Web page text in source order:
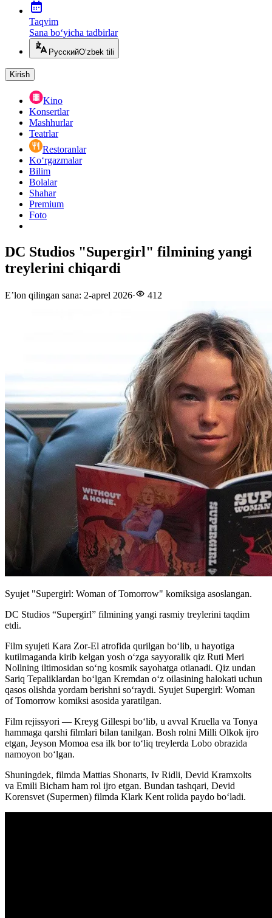
Taqvim
Sana bo‘yicha tadbirlar
РусскийO‘zbek tili
Kirish
Kino
Konsertlar
Mashhurlar
Teatrlar
Restoranlar
Ko‘rgazmalar
Bilim
Bolalar
Shahar
Premium
Foto
DC Studios "Supergirl" filmining yangi
treylerini chiqardi
E’lon qilingan sana: 2-aprel 2026· 412
Syujet "Supergirl: Woman of Tomorrow" komiksiga asoslangan.
DC Studios “Supergirl” filmining yangi rasmiy treylerini taqdim
etdi.
Film syujeti Kara Zor-El atrofida qurilgan bo‘lib, u hayotiga
kutilmaganda kirib kelgan yosh oʻzga sayyoralik qiz Ruti Meri
Nollning iltimosidan so‘ng kosmik sayohatga otlanadi. Qiz undan
Sariq Tepaliklardan bo‘lgan Kremdan o‘z oilasining halokati uchun
qasos olishda yordam berishni so‘raydi. Syujet Supergirl: Woman
of Tomorrow komiksi asosida yaratilgan.
Film rejissyori — Kreyg Gillespi bo‘lib, u avval Kruella va Tonya
hammaga qarshi filmlari bilan tanilgan. Bosh rolni Milli Olkok ijro
etgan, Jeyson Momoa esa ilk bor to‘liq treylerda Lobo obrazida
namoyon bo‘lgan.
Shuningdek, filmda Mattias Shonarts, Iv Ridli, Devid Kramxolts
va Emili Bicham ham rol ijro etgan. Bundan tashqari, Devid
Korensvet (Supermen) filmda Klark Kent rolida paydo bo‘ladi.